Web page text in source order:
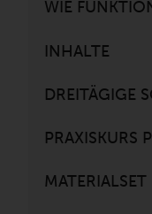
WIE
INHALTE
DREITÄGIGE
PRAXISKURS